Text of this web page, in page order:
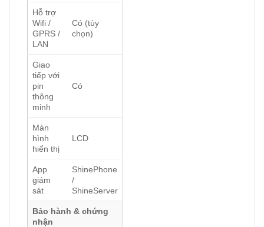
Hỗ trợ
Wifi /
GPRS /
LAN
Có (tùy
chọn)
Giao
tiếp với
pin
thông
minh
Có
Màn
hình
hiển thị
LCD
App
giám
sát
ShinePhone
/
ShineServer
Bảo hành & chứng
nhận